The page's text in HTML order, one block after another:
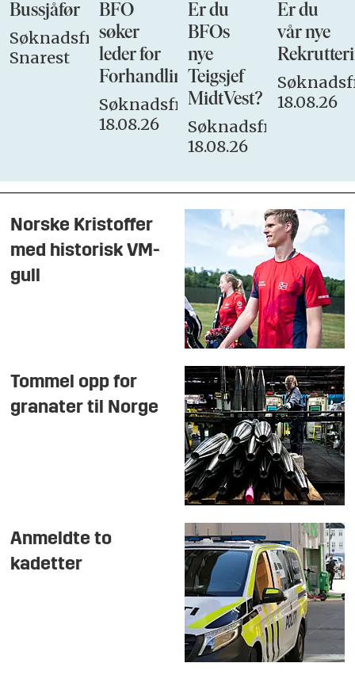
Bussjåfør
Søknadsfrist:
Snarest
BFO
søker
leder for
Forhandlingsutvalget
Søknadsfrist:
18.08.26
Er du
BFOs
nye
Teigsjef
MidtVest?
Søknadsfrist:
18.08.26
Er du
vår nye
18.08.26
Norske Kristoffer
med historisk VM-
gull
Tommel opp for
granater til Norge
Anmeldte to
kadetter